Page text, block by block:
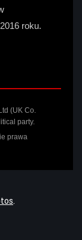
roku.
(UK Co.
party.
prawa
.